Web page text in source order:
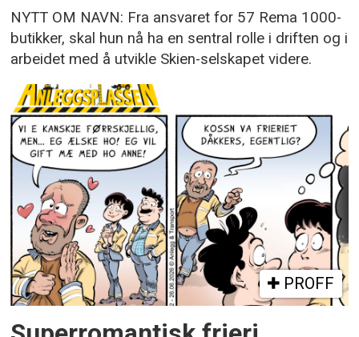
NYTT OM NAVN: Fra ansvaret for 57 Rema 1000-
butikker, skal hun nå ha en sentral rolle i driften og i
arbeidet med å utvikle Skien-selskapet videre.
PROFF